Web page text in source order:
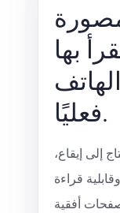
بها
فعليًا.
إلى إيقاع،
قراءة